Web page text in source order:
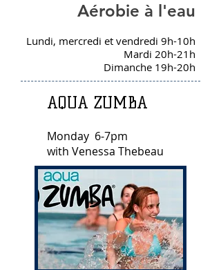
Aérobie à l'eau
Lundi, mercredi et vendredi 9h-10h
Mardi 20h-21h
Dimanche 19h-20h
AQUA ZUMBA
Monday 6-7pm
with Venessa Thebeau